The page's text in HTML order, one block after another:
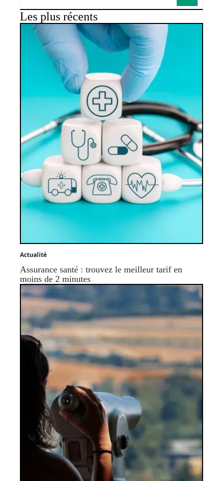
Les plus récents
Actualité
Assurance santé : trouvez le meilleur tarif en
moins de 2 minutes